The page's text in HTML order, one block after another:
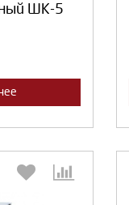
ШК-5